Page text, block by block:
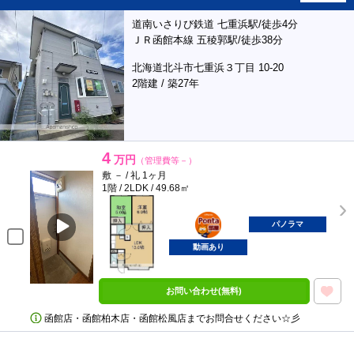
道南いさりび鉄道 七重浜駅/徒歩4分
ＪＲ函館本線 五稜郭駅/徒歩38分
北海道北斗市七重浜３丁目 10-20
2階建 / 築27年
4 万円 （管理費等－）
敷 － / 礼 1ヶ月
1階 / 2LDK / 49.68㎡
ポンタ
部屋
パノラマ
動画あり
お問い合わせ(無料)
函館店・函館柏木店・函館松風店までお問合せください☆彡